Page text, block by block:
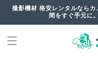
ンツに
撮影機材 格安レンタルなら
間をすぐ手元に